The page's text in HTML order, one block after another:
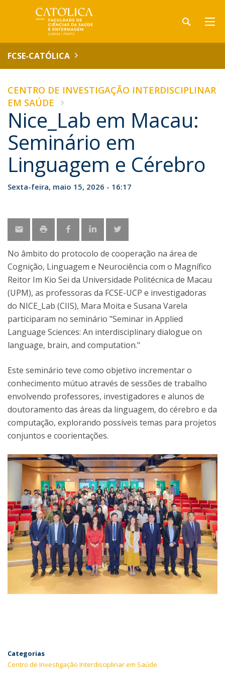
FCSE-CATÓLICA
CENTRO DE INVESTIGAÇÃO INTERDISCIPLINAR
EM SAÚDE
Nice_Lab em Macau:
Seminário em
Linguagem e Cérebro
Sexta-feira, maio 15, 2026 - 16:17
No âmbito do protocolo de cooperação na área de
Cognição, Linguagem e Neurociência com o Magnífico
Reitor Im Kio Sei da Universidade Politécnica de Macau
(UPM), as professoras da FCSE-UCP e investigadoras
do NICE_Lab (CIIS), Mara Moita e Susana Varela
participaram no seminário "Seminar in Applied
Language Sciences: An interdisciplinary dialogue on
language, brain, and computation."
Este seminário teve como objetivo incrementar o
conhecimento mútuo através de sessões de trabalho
envolvendo professores, investigadores e alunos de
doutoramento das áreas da linguagem, do cérebro e da
computação, explorando possíveis temas para projetos
conjuntos e coorientações.
Categorias
Centro de Investigação Interdisciplinar em Saúde